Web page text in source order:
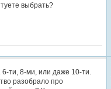
выбрать?
6-ти, 8-ми, или даже 10-ти.
разобрало про